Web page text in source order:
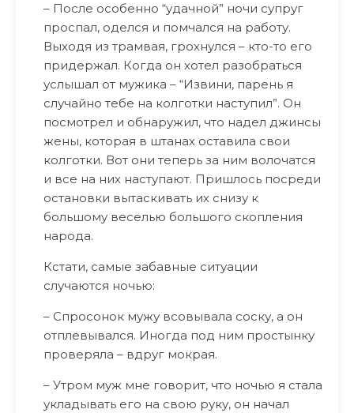
– После особенно “удачной” ночи супруг
проспал, оделся и помчался на работу.
Выходя из трамвая, грохнулся – кто-то его
придержал. Когда он хотел разобраться
услышал от мужика – “Извини, парень я
случайно тебе на колготки наступил”. Он
посмотрел и обнаружил, что надел джинсы
жены, которая в штанах оставила свои
колготки. Вот они теперь за ним волочатся
и все на них наступают. Пришлось посреди
остановки вытаскивать их снизу к
большому веселью большого скопления
народа.
Кстати, самые забавные ситуации
случаются ночью:
– Спросонок мужу всовывала соску, а он
отплевывался. Иногда под ним простынку
проверяла – вдруг мокрая.
– Утром муж мне говорит, что ночью я стала
укладывать его на свою руку, он начал